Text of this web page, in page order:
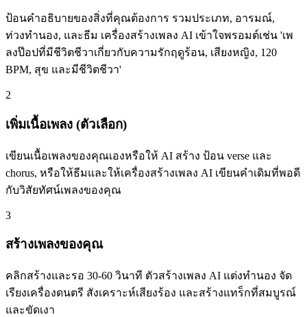
ป้อนคำอธิบายของสิ่งที่คุณต้องการ รวมประเภท, อารมณ์,
ท่วงทำนอง, และธีม เครื่องสร้างเพลง AI เข้าใจพรอมต์เช่น 'เพ
ลงป๊อปที่มีชีวิตชีวาเกี่ยวกับความรักฤดูร้อน, เสียงหญิง, 120
BPM, สุข และมีชีวิตชีวา'
2
เพิ่มเนื้อเพลง (ตัวเลือก)
เขียนเนื้อเพลงของคุณเองหรือให้ AI สร้าง ป้อน verse และ
chorus, หรือให้ธีมและให้เครื่องสร้างเพลง AI เขียนคำเดิมที่พอดี
กับวิสัยทัศน์เพลงของคุณ
3
สร้างเพลงของคุณ
คลิกสร้างและรอ 30-60 วินาที ตัวสร้างเพลง AI แต่งทำนอง จัด
เรียงเครื่องดนตรี สังเคราะห์เสียงร้อง และสร้างแทร็กที่สมบูรณ์
และขัดเงา